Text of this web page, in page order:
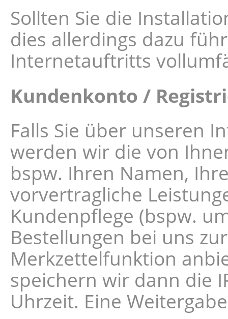
Sollten Sie die
dies allerdings dazu
Internetauftritts
Kundenkonto /
Falls Sie über unseren
werden wir die von
bspw. Ihren Namen,
vorvertragliche
Kundenpflege (bspw.
Bestellungen bei uns
Merkzettelfunktion
speichern wir dann die
Uhrzeit. Eine